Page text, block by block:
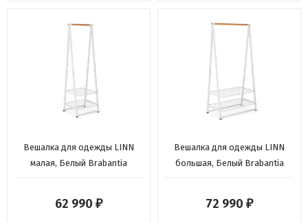
Вешалка для одежды LINN
малая, Белый Brabantia
62 990 ₽
Вешалка для одежды LINN
большая, Белый Brabantia
72 990 ₽